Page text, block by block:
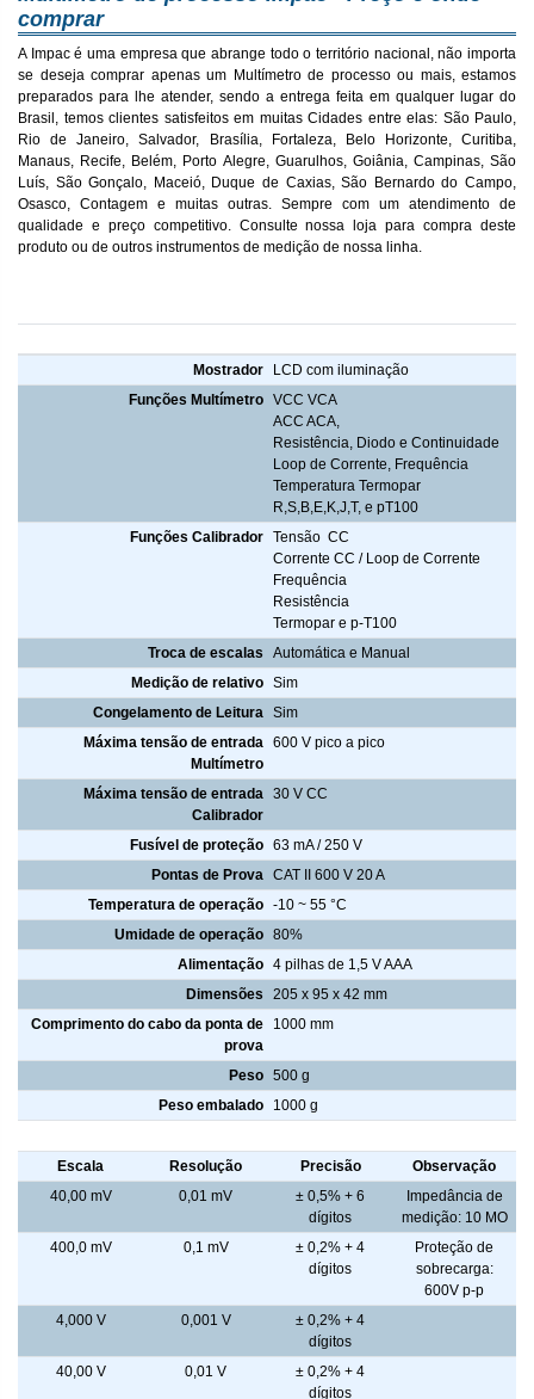
comprar
A Impac é uma empresa que abrange todo o território nacional, não importa
se deseja comprar apenas um Multímetro de processo ou mais, estamos
preparados para lhe atender, sendo a entrega feita em qualquer lugar do
Brasil, temos clientes satisfeitos em muitas Cidades entre elas: São Paulo,
Rio de Janeiro, Salvador, Brasília, Fortaleza, Belo Horizonte, Curitiba,
Manaus, Recife, Belém, Porto Alegre, Guarulhos, Goiânia, Campinas, São
Luís, São Gonçalo, Maceió, Duque de Caxias, São Bernardo do Campo,
Osasco, Contagem e muitas outras. Sempre com um atendimento de
qualidade e preço competitivo. Consulte nossa loja para compra deste
produto ou de outros instrumentos de medição de nossa linha.
Mostrador
LCD com iluminação
Funções Multímetro VCC VCA
ACC ACA,
Resistência, Diodo e Continuidade
Loop de Corrente, Frequência
Temperatura Termopar
R,S,B,E,K,J,T, e pT100
Funções Calibrador Tensão CC
Corrente CC / Loop de Corrente
Frequência
Resistência
Termopar e p-T100
Troca de escalas
Automática e Manual
Medição de relativo Sim
Congelamento de Leitura Sim
Máxima tensão de entrada
Multímetro
600 V pico a pico
Máxima tensão de entrada
Calibrador
30 V CC
Fusível de proteção 63 mA / 250 V
Pontas de Prova CAT II 600 V 20 A
Temperatura de operação -10 ~ 55 °C
Umidade de operação 80%
Alimentação 4 pilhas de 1,5 V AAA
Dimensões
205 x 95 x 42 mm
Comprimento do cabo da ponta de
prova
1000 mm
Peso 500 g
Peso embalado
1000 g
Escala
Resolução Precisão
Observação
40,00 mV
0,01 mV
± 0,5% + 6
dígitos
Impedância de
medição: 10 MO
400,0 mV
0,1 mV
± 0,2% + 4
dígitos
Proteção de
sobrecarga:
600V p-p
4,000 V
0,001 V
± 0,2% + 4
dígitos
40,00 V
0,01 V
± 0,2% + 4
dígitos